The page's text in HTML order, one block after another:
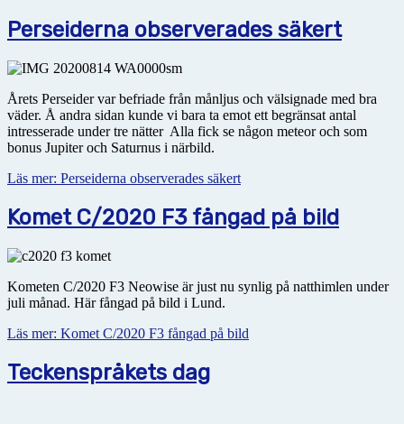
Perseiderna observerades säkert
Årets Perseider var befriade från månljus och välsignade med bra
väder. Å andra sidan kunde vi bara ta emot ett begränsat antal
intresserade under tre nätter Alla fick se någon meteor och som
bonus Jupiter och Saturnus i närbild.
Läs mer: Perseiderna observerades säkert
Komet C/2020 F3 fångad på bild
Kometen C/2020 F3 Neowise är just nu synlig på natthimlen under
juli månad. Här fångad på bild i Lund.
Läs mer: Komet C/2020 F3 fångad på bild
Teckenspråkets dag